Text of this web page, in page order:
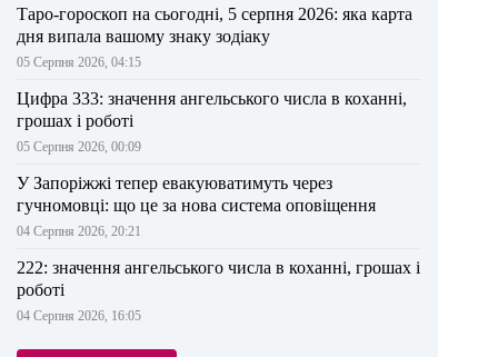
Таро-гороскоп на сьогодні, 5 серпня 2026: яка карта
дня випала вашому знаку зодіаку
05 Серпня 2026, 04:15
Цифра 333: значення ангельського числа в коханні,
грошах і роботі
05 Серпня 2026, 00:09
У Запоріжжі тепер евакуюватимуть через
гучномовці: що це за нова система оповіщення
04 Серпня 2026, 20:21
222: значення ангельського числа в коханні, грошах і
роботі
04 Серпня 2026, 16:05